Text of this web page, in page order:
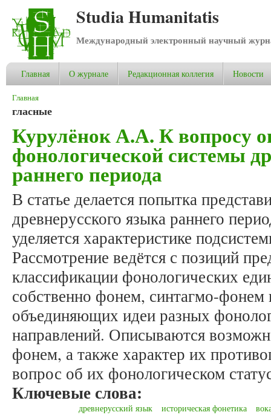
Studia Humanitatis
Международный электронный научный
Главная О журнале Редакционная коллегия Новости
Вы здесь
Главная
гласные
Курулёнок А.А. К вопросу
фонологической системы
раннего периода
В статье делается попытка
древнерусского языка раннего
уделяется характеристике
Рассмотрение ведётся с позиций
классификации фонологических
собственно фонем, синтагмо-
объединяющих идеи разных
направлений. Описываются
фонем, а также характер их
вопрос об их фонологическом
Ключевые слова:
древнерусский язык историческая фонетика